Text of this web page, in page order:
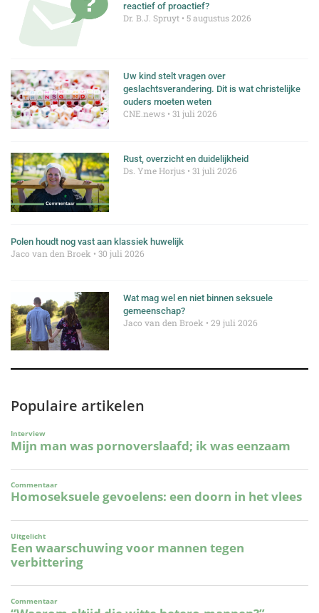
reactief of proactief?
Dr. B.J. Spruyt 5 augustus 2026
Uw kind stelt vragen over
geslachtsverandering. Dit is wat christelijke
ouders moeten weten
CNE.news 31 juli 2026
Rust, overzicht en duidelijkheid
Ds. Yme Horjus 31 juli 2026
Polen houdt nog vast aan klassiek huwelijk
Jaco van den Broek 30 juli 2026
Wat mag wel en niet binnen seksuele
gemeenschap?
Jaco van den Broek 29 juli 2026
Populaire artikelen